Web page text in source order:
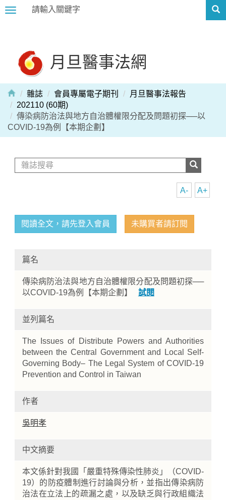
Toggle
月旦醫事法網
Home
雜誌 會員專屬電子期刊
月旦醫事法報告
202110 (60期)
傳染病防治法與地方自治體權限分配及問題初探──以
COVID-19為例【本期企劃】
A+
A-
閱讀全文，請先登入會員 未購買者請訂閱
篇名
傳染病防治法與地方自治體權限分配及問題初探──
以COVID-19為例【本期企劃】 試閱
並列篇名
The Issues of Distribute Powers and Authorities
between the Central Government and Local Self-
Governing Body– The Legal System of COVID-19
Prevention and Control in Taiwan
作者
吳明孝
中文摘要
本文係針對我國「嚴重特殊傳染性肺炎」（COVID-
19）的防疫體制進行討論與分析，並指出傳染病防
治法在立法上的疏漏之處，以及缺乏與行政組織法